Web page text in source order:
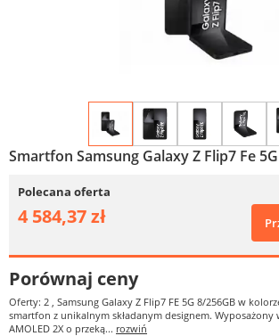
Smartfon Samsung Galaxy Z Flip7 Fe
Polecana oferta
4 584,37 zł
Porównaj ceny
Oferty: 2 , Samsung Galaxy Z Flip7 FE 5G 8/256GB w
smartfon z unikalnym składanym designem. Wyposażony
AMOLED 2X o przeką... rozwiń